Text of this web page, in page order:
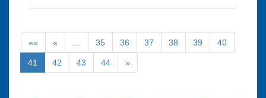
«« « 35 36 37 38 39 40
41 42 43 44 »